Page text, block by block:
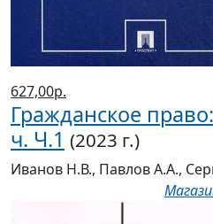
627,00р.
Гражданское
ч. Ч.1 (2023 г.)
Иванов Н.В., Павлов А.А.,